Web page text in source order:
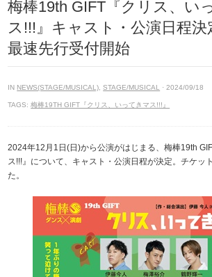
梅棒19th GIFT『クリス、い
ス!!!』キャスト・公演日程決
最速先行受付開始
IN NEWS(STAGE/MUSICAL) ,STAGE/MUSICAL · 2024/09/18
TAGS:梅棒19TH GIFT『クリス、いってきマス!!!』
2024年12月1日(日)から公演がはじまる、梅棒19th
ス!!!』について、キャスト・公演日程が決定。チケッ
た。